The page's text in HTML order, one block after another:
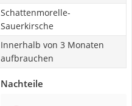
Schattenmorelle-
Sauerkirsche
Innerhalb von 3 Monaten
aufbrauchen
Nachteile